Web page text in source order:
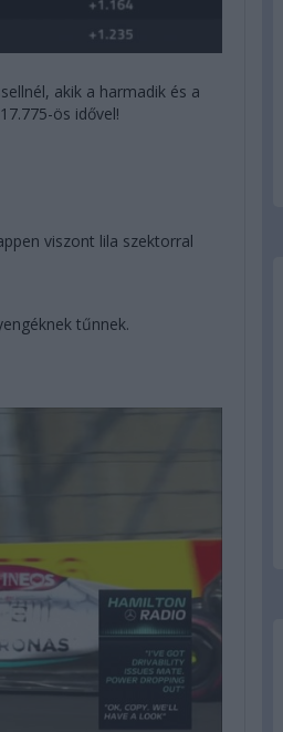
akik a harmadik és a
ös idővel!
viszont lila szektorral
tűnnek.